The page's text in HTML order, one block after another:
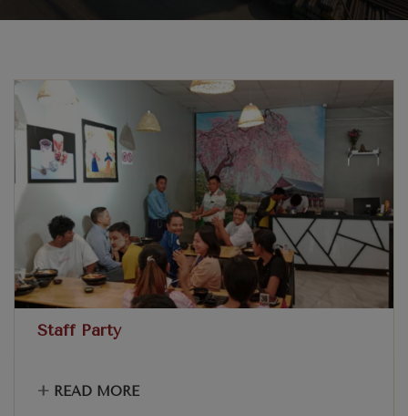
Staff Party
+ READ MORE